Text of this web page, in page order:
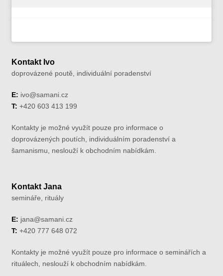
Kontakt Ivo
doprovázené poutě, individuální poradenství
E: ivo@samani.cz
T: +420 603 413 199
Kontakty je možné využít pouze pro informace o
doprovázených poutích, individuálním poradenství a
šamanismu, neslouží k obchodním nabídkám.
Kontakt Jana
semináře, rituály
E: jana@samani.cz
T: +420 777 648 072
Kontakty je možné využít pouze pro informace o seminářích a
rituálech, neslouží k obchodním nabídkám.